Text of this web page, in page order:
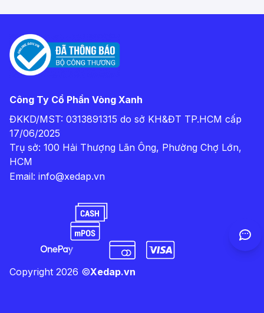
Công Ty Cổ Phần Vòng Xanh
ĐKKD/MST: 0313891315 do sở KH&ĐT TP.HCM cấp
17/06/2025
Trụ sở: 100 Hải Thượng Lãn Ông, Phường Chợ Lớn,
HCM
Email: info@xedap.vn
Copyright 2026 ©Xedap.vn